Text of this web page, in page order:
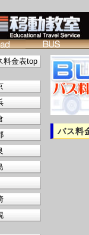
バス料
料金表top